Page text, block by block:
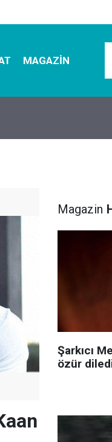
MAGAZIN
Magazin
Şarkıcı
özür